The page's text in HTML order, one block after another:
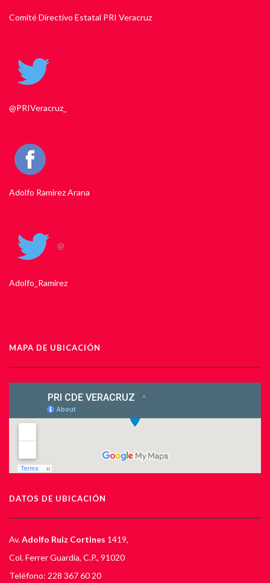
Comité Directivo Estatal PRI Veracruz
@PRIVeracruz_
Adolfo Ramirez Arana
@
Adolfo_Ramirez
MAPA DE UBICACIÓN
DATOS DE UBICACIÓN
Av.Adolfo Ruiz Cortines 1419,
Col. Ferrer Guardia, C.P., 91020
Teléfono: 228 367 60 20